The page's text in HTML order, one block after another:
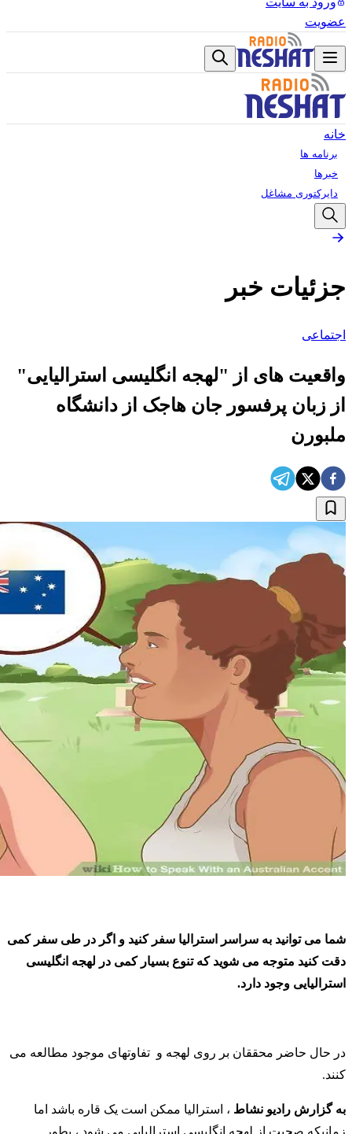
عضویت
خانه
برنامه ها
خبرها
دایرکتوری مشاغل
جزئیات خبر
اجتماعی
واقعیت های از "لهجه انگلیسی استرالیایی"
از زبان پرفسور جان هاجک از دانشگاه
ملبورن
شما می توانید به سراسر استرالیا سفر کنید و اگر در طی سفر کمی
دقت کنید متوجه می شوید که تنوع بسیار کمی در لهجه انگلیسی
استرالیایی وجود دارد.
در حال حاضر محققان بر روی لهجه و تفاوتهای موجود مطالعه می
کنند.
به گزارش رادیو نشاط ، استرالیا ممکن است یک قاره باشد اما
زمانیکه صحبت از لهجه انگلیسی استرالیایی می شود ، بطور